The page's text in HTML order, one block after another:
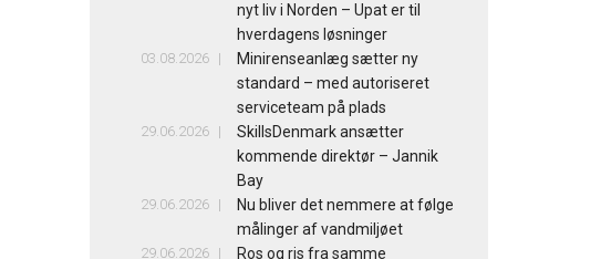
nyt liv i Norden – Upat er til
hverdagens løsninger
03.08.2026
Minirenseanlæg sætter ny
standard – med autoriseret
serviceteam på plads
29.06.2026
SkillsDenmark ansætter
kommende direktør – Jannik
Bay
29.06.2026
Nu bliver det nemmere at følge
målinger af vandmiljøet
29.06.2026
Ros og ris fra samme